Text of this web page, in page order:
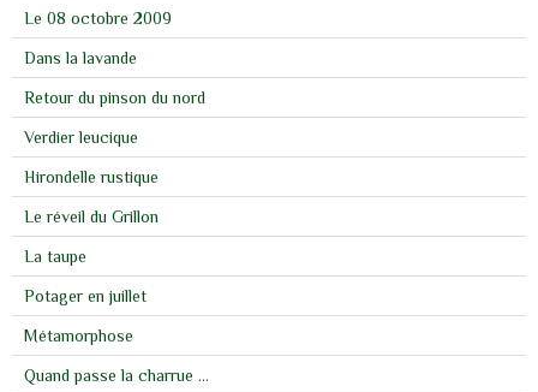
Le 08 octobre 2009
Dans la lavande
Retour du pinson du nord
Verdier leucique
Hirondelle rustique
Le réveil du Grillon
La taupe
Potager en juillet
Métamorphose
Quand passe la charrue ...